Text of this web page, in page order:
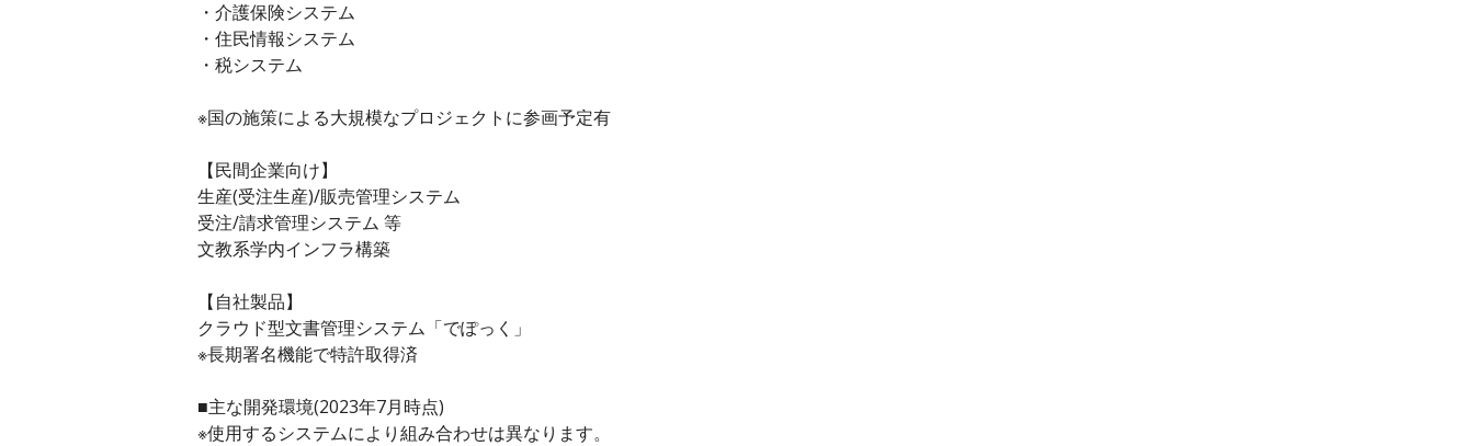
・介護保険システム
・住民情報システム
・税システム
※国の施策による大規模なプロジェクトに参画予定有
【民間企業向け】
生産(受注生産)/販売管理システム
受注/請求管理システム 等
文教系学内インフラ構築
【自社製品】
クラウド型文書管理システム「でぽっく」
※長期署名機能で特許取得済
■主な開発環境(2023年7月時点)
※使用するシステムにより組み合わせは異なります。